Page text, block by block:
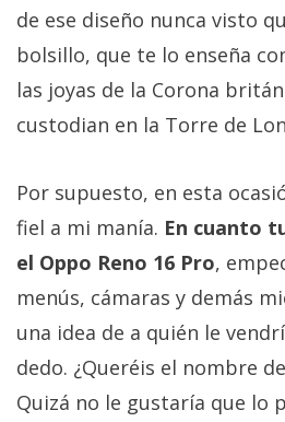
de ese diseño nunca visto
bolsillo, que te lo enseña
las joyas de la Corona
custodian en la Torre de
Por supuesto, en esta
fiel a mi manía. En cuanto
el Oppo Reno 16 Pro,
menús, cámaras y demás
una idea de a quién le
dedo. ¿Queréis el nombre
Quizá no le gustaría que lo